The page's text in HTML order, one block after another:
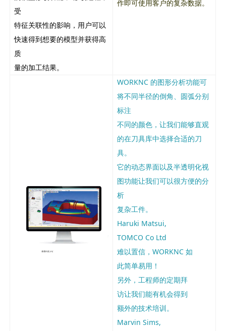
作即可使用客户的复杂数据。
受
特征关联性的影响，用户可以
快速得到想要的模型并获得高
质
量的加工结果。
WORKNC 的图形分析功能可
将不同半径的倒角、圆弧分别
标注
不同的颜色，让我们能够直观
的在刀具库中选择合适的刀
具。
它的动态界面以及半透明化视
图功能让我们可以很方便的分
析
复杂工件。
Haruki Matsui,
TOMCO Co Ltd
难以置信，WORKNC 如
此简单易用！
另外，工程师的定期拜
访让我们能有机会得到
额外的技术培训。
Marvin Sims,